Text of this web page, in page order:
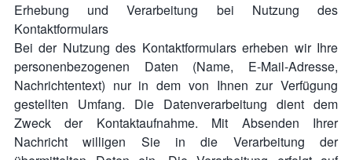
Erhebung und Verarbeitung bei Nutzung des
Kontaktformulars
Bei der Nutzung des Kontaktformulars erheben wir Ihre
personenbezogenen Daten (Name, E-Mail-Adresse,
Nachrichtentext) nur in dem von Ihnen zur Verfügung
gestellten Umfang. Die Datenverarbeitung dient dem
Zweck der Kontaktaufnahme. Mit Absenden Ihrer
Nachricht willigen Sie in die Verarbeitung der